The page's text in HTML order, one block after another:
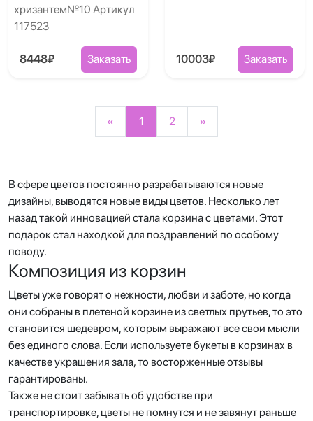
хризантем№10 Артикул
117523
8448₽ Заказать 10003₽ Заказать
« 1 2 »
В сфере цветов постоянно разрабатываются новые
дизайны, выводятся новые виды цветов. Несколько лет
назад такой инновацией стала корзина с цветами. Этот
подарок стал находкой для поздравлений по особому
поводу.
Композиция из корзин
Цветы уже говорят о нежности, любви и заботе, но когда
они собраны в плетеной корзине из светлых прутьев, то это
становится шедевром, которым выражают все свои мысли
без единого слова. Если используете букеты в корзинах в
качестве украшения зала, то восторженные отзывы
гарантированы.
Также не стоит забывать об удобстве при
транспортировке, цветы не помнутся и не завянут раньше